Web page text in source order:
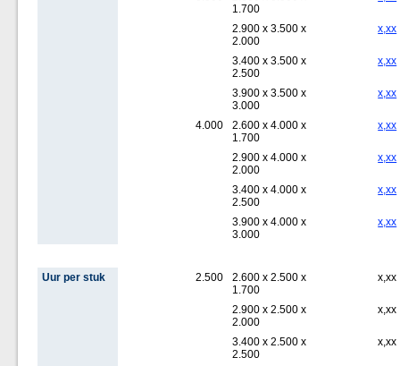
1.700
2.900 x 3.500 x
2.000
x,xx
3.400 x 3.500 x
2.500
x,xx
3.900 x 3.500 x
3.000
x,xx
4.000
2.600 x 4.000 x
1.700
x,xx
2.900 x 4.000 x
2.000
x,xx
3.400 x 4.000 x
2.500
x,xx
3.900 x 4.000 x
3.000
x,xx
Uur per stuk 2.500
2.600 x 2.500 x
1.700
x,xx
2.900 x 2.500 x
2.000
x,xx
3.400 x 2.500 x
2.500
x,xx